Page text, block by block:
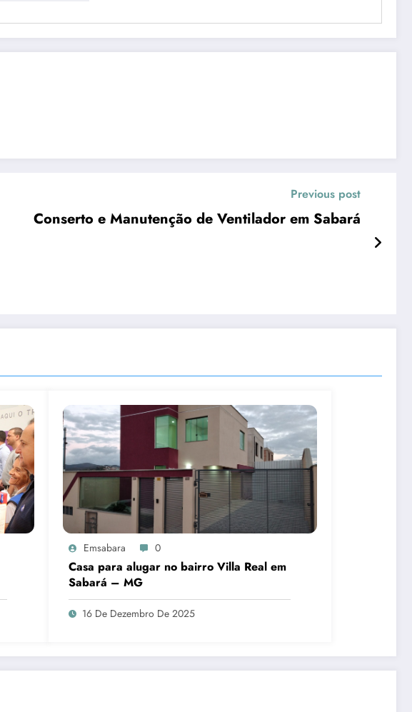
Previous post
Conserto e Manutenção de Ventilador em Sabará
Emsabara 0
Casa para alugar no bairro Villa Real em
Sabará – MG
16 De Dezembro De 2025